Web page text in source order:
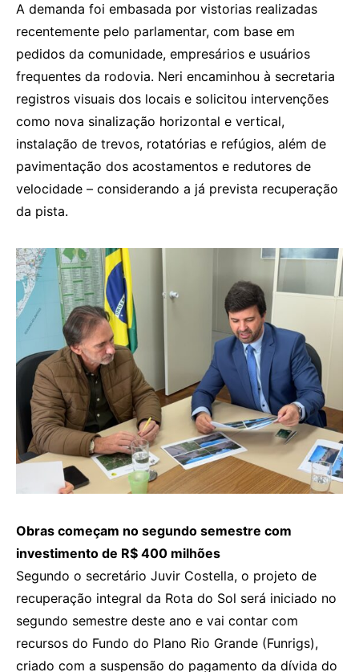
A demanda foi embasada por vistorias realizadas
recentemente pelo parlamentar, com base em
pedidos da comunidade, empresários e usuários
frequentes da rodovia. Neri encaminhou à secretaria
registros visuais dos locais e solicitou intervenções
como nova sinalização horizontal e vertical,
instalação de trevos, rotatórias e refúgios, além de
pavimentação dos acostamentos e redutores de
velocidade – considerando a já prevista recuperação
da pista.
Obras começam no segundo semestre com
investimento de R$ 400 milhões
Segundo o secretário Juvir Costella, o projeto de
recuperação integral da Rota do Sol será iniciado no
segundo semestre deste ano e vai contar com
recursos do Fundo do Plano Rio Grande (Funrigs),
criado com a suspensão do pagamento da dívida do